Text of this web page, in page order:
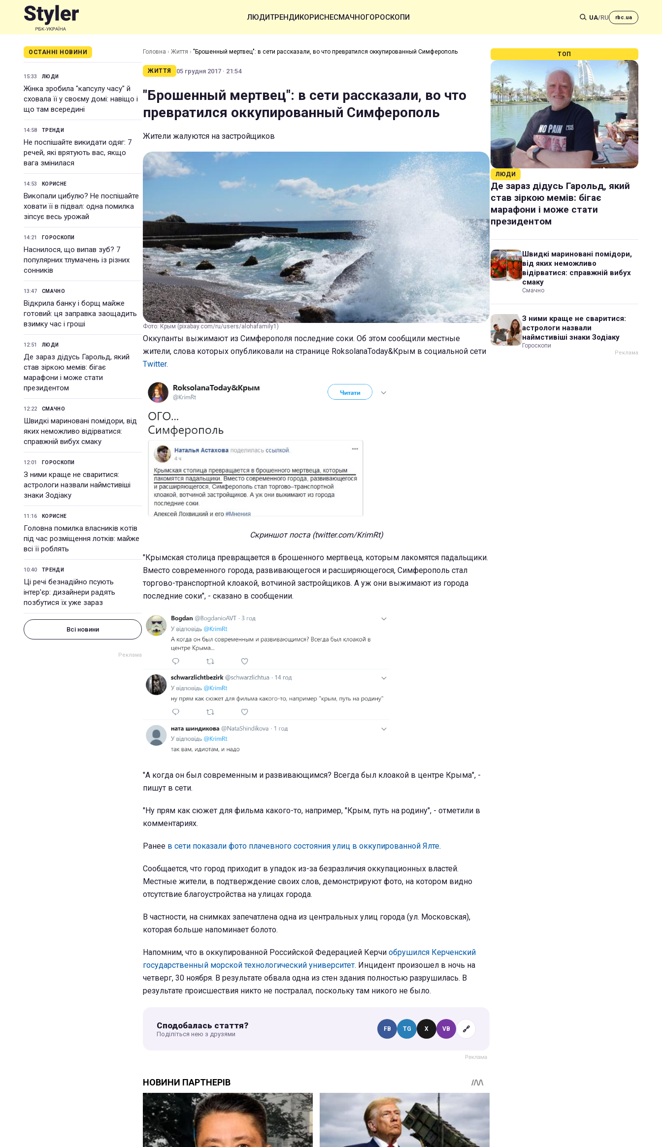
ЛЮДИТРЕНДИКОРИСНЕСМАЧНОГОРОСКОПИ UA/RU rbc.ua
ОСТАННІ НОВИНИ
15:33 ЛЮДИ
Жінка зробила "капсулу часу" й
сховала її у своєму домі: навіщо і
що там всередині
14:58 ТРЕНДИ
Не поспішайте викидати одяг: 7
речей, які врятують вас, якщо
вага змінилася
14:53 КОРИСНЕ
Викопали цибулю? Не поспішайте
ховати її в підвал: одна помилка
зіпсує весь урожай
14:21 ГОРОСКОПИ
Наснилося, що випав зуб? 7
популярних тлумачень із різних
сонників
13:47 СМАЧНО
Відкрила банку і борщ майже
готовий: ця заправка заощадить
взимку час і гроші
12:51 ЛЮДИ
Де зараз дідусь Гарольд, який
став зіркою мемів: бігає
марафони і може стати
президентом
12:22 СМАЧНО
Швидкі мариновані помідори, від
яких неможливо відірватися:
справжній вибух смаку
12:01 ГОРОСКОПИ
З ними краще не сваритися:
астрологи назвали наймстивіші
знаки Зодіаку
11:16 КОРИСНЕ
Головна помилка власників котів
під час розміщення лотків: майже
всі її роблять
10:40 ТРЕНДИ
Ці речі безнадійно псують
інтер'єр: дизайнери радять
позбутися їх уже зараз
Всі новини
Головна › Життя › "Брошенный мертвец": в сети рассказали, во что превратился оккупированный Симферополь
ЖИТТЯ 05 грудня 2017 · 21:54
"Брошенный мертвец": в сети рассказали, во что
превратился оккупированный Симферополь
Жители жалуются на застройщиков
Фото: Крым (pixabay.com/ru/users/alohafamily1)
Оккупанты выжимают из Симферополя последние соки. Об этом сообщили местные
жители, слова которых опубликовали на странице RoksolanaToday&Крым‏ в социальной сети
Twitter.
Скриншот поста (twitter.com/KrimRt)
"Крымская столица превращается в брошенного мертвеца, которым лакомятся падальщики.
Вместо современного города, развивающегося и расширяющегося, Симферополь стал
торгово-транспортной клоакой, вотчиной застройщиков. А уж они выжимают из города
последние соки", - сказано в сообщении.
"А когда он был современным и развивающимся? Всегда был клоакой в центре Крыма", -
пишут в сети.
"Ну прям как сюжет для фильма какого-то, например, "Крым, путь на родину", - отметили в
комментариях.
Ранее в сети показали фото плачевного состояния улиц в оккупированной Ялте.
Сообщается, что город приходит в упадок из-за безразличия оккупационных властей.
Местные жители, в подтверждение своих слов, демонстрируют фото, на котором видно
отсутствие благоустройства на улицах города.
В частности, на снимках запечатлена одна из центральных улиц города (ул. Московская),
которая больше напоминает болото.
Напомним, что в оккупированной Российской Федерацией Керчи обрушился Керченский
государственный морской технологический университет. Инцидент произошел в ночь на
четверг, 30 ноября. В результате обвала одна из стен здания полностью разрушилась. В
результате происшествия никто не постралал, поскольку там никого не было.
Сподобалась стаття?
Поділіться нею з друзями
FB TG X VB 🔗
ТОП
ЛЮДИ
Де зараз дідусь Гарольд, який
став зіркою мемів: бігає
марафони і може стати
президентом
Швидкі мариновані помідори,
від яких неможливо
відірватися: справжній вибух
смаку
Смачно
З ними краще не сваритися:
астрологи назвали
наймстивіші знаки Зодіаку
Гороскопи